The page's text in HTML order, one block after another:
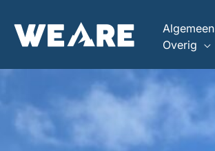
naar
Algemeen
Overig